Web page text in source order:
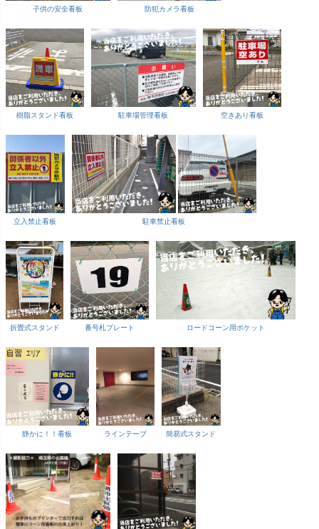
子供の安全看板 防犯カメラ看板
樹脂スタンド看板 駐車場管理看板 空きあり看板
立入禁止看板 駐車禁止看板
折畳式スタンド 番号札プレート ロードコーン用ポケット
静かに！！看板 ラインテープ 簡易式スタンド